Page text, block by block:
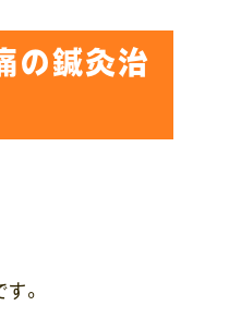
の鍼灸治
。